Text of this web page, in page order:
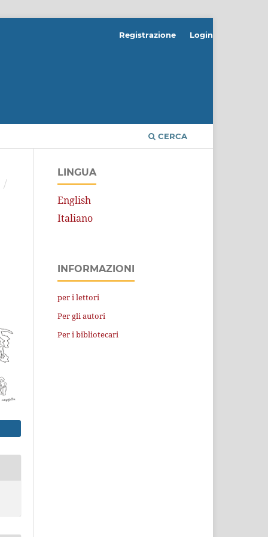
CERCA
Registrazione Login
/
LINGUA
English
Italiano
INFORMAZIONI
per i lettori
Per gli autori
Per i bibliotecari